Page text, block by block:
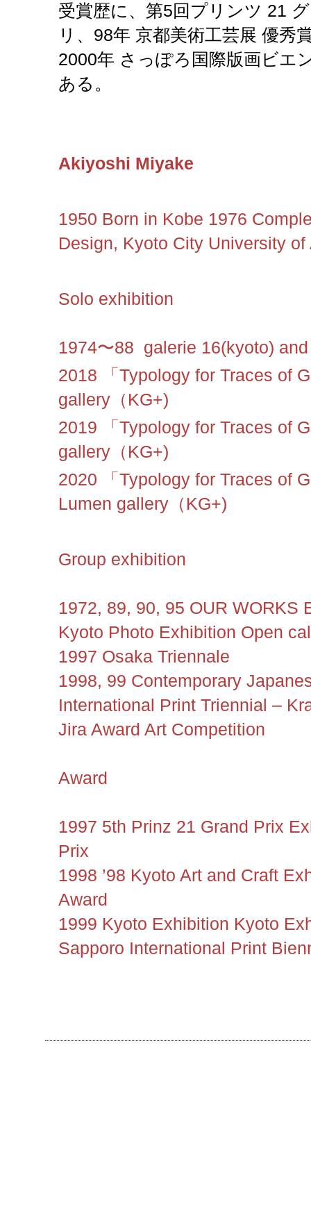
受賞歴に、第5回プリンツ 21
リ、98年 京都美術工芸展 優秀
2000年 さっぽろ国際版画ビエ
ある。
Akiyoshi Miyake
1950 Born in Kobe 1976
Design, Kyoto City University of
Solo exhibition
1974〜88 galerie 16(kyoto)
2018
「 Typology for Traces of
gallery（ KG+)
2019
「 Typology for Traces of
gallery（ KG+)
2020
「 Typology for Traces of
Lumen gallery（ KG+)
Group exhibition
1972, 89, 90, 95 OUR WORKS
Kyoto Photo Exhibition Open
1997 Osaka Triennale
1998, 99 Contemporary
International Print Triennial –
Jira Award Art Competition
Award
1997 5th Prinz 21 Grand Prix
Prix
1998 ’98 Kyoto Art and Craft
Award
1999 Kyoto Exhibition Kyoto
Sapporo International Print